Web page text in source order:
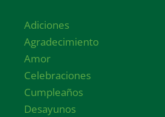
Adiciones
Agradecimiento
Amor
Celebraciones
Cumpleaños
Desayunos